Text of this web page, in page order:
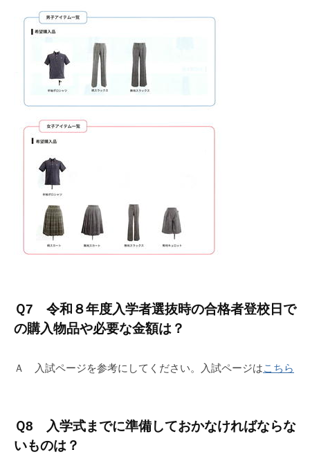
Ｑ7 令和８年度入学者選抜時の合格者登校日で
の購入物品や必要な金額は？
Ａ 入試ページを参考にしてください。入試ページはこちら
Ｑ8 入学式までに準備しておかなければならな
いものは？